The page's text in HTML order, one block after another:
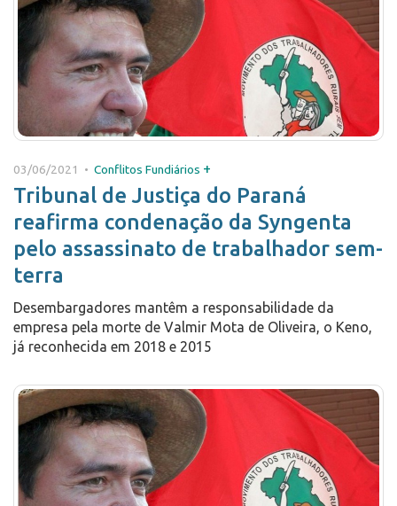
03/06/2021 • Conflitos Fundiários +
Tribunal de Justiça do Paraná
reafirma condenação da Syngenta
pelo assassinato de trabalhador sem-
terra
Desembargadores mantêm a responsabilidade da
empresa pela morte de Valmir Mota de Oliveira, o Keno,
já reconhecida em 2018 e 2015